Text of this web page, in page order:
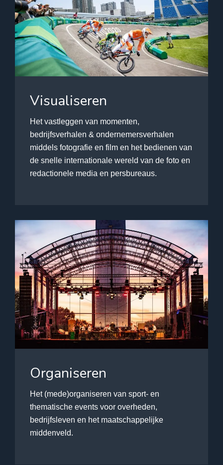
Visualiseren
Het vastleggen van momenten,
bedrijfsverhalen & ondernemersverhalen
middels fotografie en film en het bedienen van
de snelle internationale wereld van de foto en
redactionele media en persbureaus.
Organiseren
Het (mede)organiseren van sport- en
thematische events voor overheden,
bedrijfsleven en het maatschappelijke
middenveld.